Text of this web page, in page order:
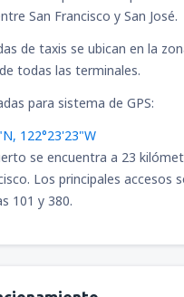
San Francisco y San José.
de taxis se ubican en la
todas las terminales.
para sistema de GPS:
122°23'23"W
se encuentra a 23
Los principales accesos
101 y 380.